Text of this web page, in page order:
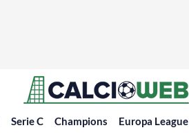
Serie C Champions Europa League